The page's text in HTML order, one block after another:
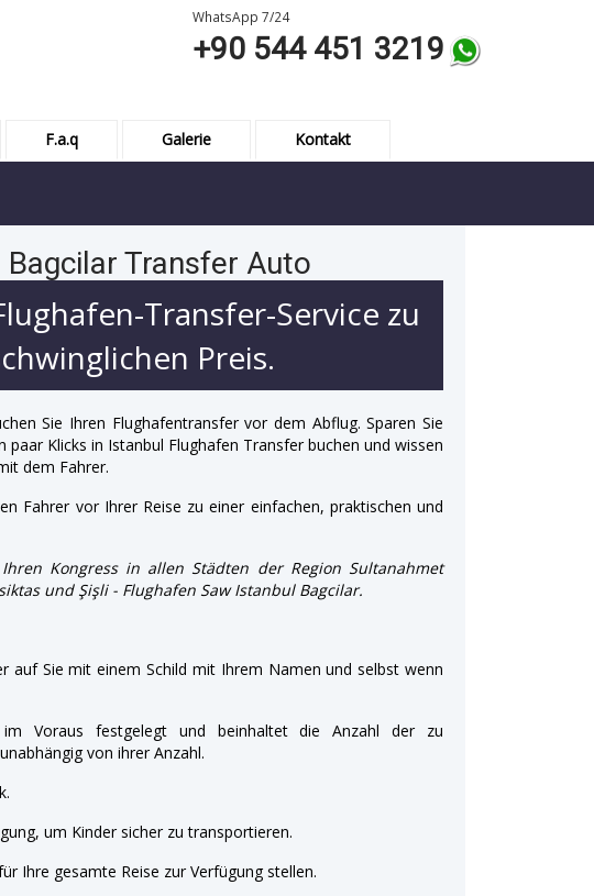
WhatsApp 7/24
+90 544 451 3219
F.a.q Galerie Kontakt
Transfer Auto
Transfer-Service zu
Preis.
Sie Ihren Flughafentransfer vor dem Abflug. Sparen Sie
Klicks in Istanbul Flughafen Transfer buchen und wissen
dem Fahrer.
Fahrer vor Ihrer Reise zu einer einfachen, praktischen und
Kongress in allen Städten der Region Sultanahmet
und Şişli - Flughafen Saw Istanbul Bagcilar.
auf Sie mit einem Schild mit Ihrem Namen und selbst wenn
Voraus festgelegt und beinhaltet die Anzahl der zu
von ihrer Anzahl.
um Kinder sicher zu transportieren.
Ihre gesamte Reise zur Verfügung stellen.